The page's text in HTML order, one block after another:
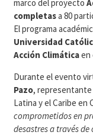
marco del proyecto
completasa 80
El programa
Universidad
Acción Climáticaen
Durante el evento
Pazo, representante
Latina y el Caribe en
comprometidos en
desastres a través